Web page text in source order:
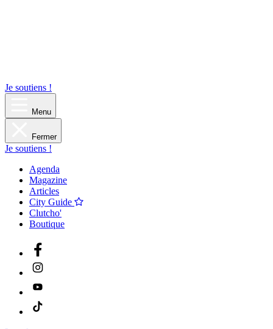
Je soutiens !
Menu
Fermer
Je soutiens !
Agenda
Magazine
Articles
City Guide
Clutcho'
Boutique